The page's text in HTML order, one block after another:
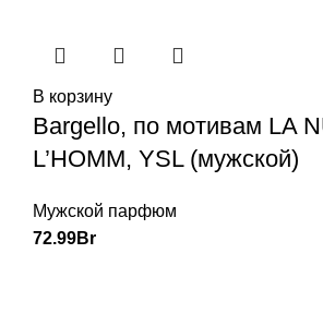
В корзину
Bargello, по мотивам LA
L’HOMM, YSL (мужской)
Мужской парфюм
72.99Br